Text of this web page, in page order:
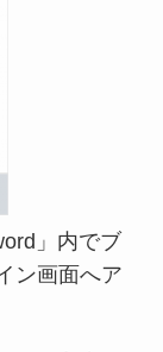
」内でブ
ン画面へア